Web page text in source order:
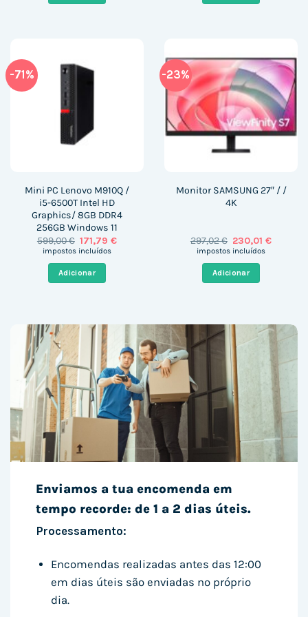
-71%
Mini PC Lenovo M910Q /
i5-6500T Intel HD
Graphics/ 8GB DDR4
256GB Windows 11
599,00€ O
preço
era:
599,00 €.
171,79€O
impostos incluídos
Adicionar
-23%
Monitor SAMSUNG 27″ / /
4K
297,02€ O
preço
era:
297,02 €.
230,01€O
impostos incluídos
Adicionar
Enviamos a tua encomenda em
tempo recorde: de 1 a 2 dias úteis.
Processamento:
Encomendas realizadas antes das 12:00
em dias úteis são enviadas no próprio
dia.